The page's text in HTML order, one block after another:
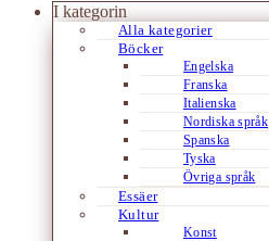
I kategorin
Alla kategorier
Böcker
Engelska
Franska
Italienska
Nordiska språk
Spanska
Tyska
Övriga språk
Essäer
Kultur
Konst